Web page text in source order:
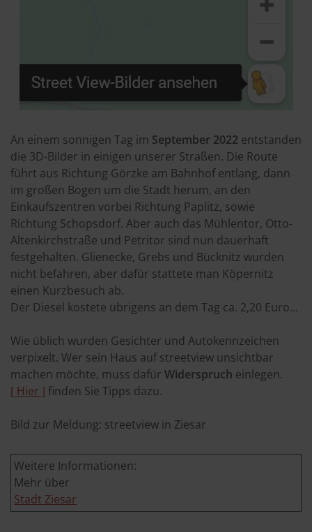
An einem sonnigen Tag im September 2022 entstanden
die 3D-Bilder in einigen unserer Straßen. Die Route
führt aus Richtung Görzke am Bahnhof entlang, dann
im großen Bogen um die Stadt herum, an den
Einkaufszentren vorbei Richtung Paplitz, sowie
Richtung Schopsdorf. Aber auch das Mühlentor, Otto-
Altenkirchstraße und Petritor sind nun dauerhaft
festgehalten. Glienecke, Grebs und Bücknitz wurden
nicht befahren, aber dafür stattete man Köpernitz
einen Kurzbesuch ab.
Der Diesel kostete übrigens an dem Tag ca. 2,20 Euro...
Wie üblich wurden Gesichter und Autokennzeichen
verpixelt. Wer sein Haus auf streetview unsichtbar
machen möchte, muss dafür Widerspruch einlegen.
[ Hier ] finden Sie Tipps dazu.
Bild zur Meldung: streetview in Ziesar
Weitere Informationen:
Mehr über
Stadt Ziesar